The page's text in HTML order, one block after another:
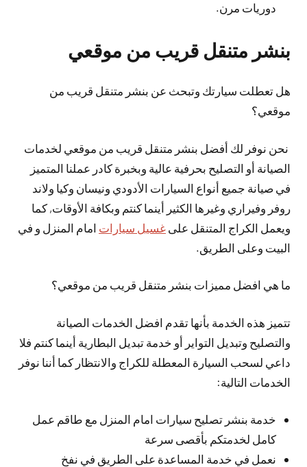
دوريات مرن.
بنشر متنقل قريب من موقعي
هل تعطلت سيارتك وتبحث عن بنشر متنقل قريب من
موقعي؟
نحن نوفر لك أفضل بنشر متنقل قريب من موقعي لخدمات
الصيانة أو التصليح بحرفية عالية وبخبرة كادر عملنا المتميز
في صيانة جميع أنواع السيارات الأدودي ونيسان وكيا ولاند
روفر وفيراري وغيرها الكثير أينما كنتم وبكافة الأوقات, كما
ويعمل الكراج المتنقل على غسيل سيارات امام المنزل و في
البيت وعلى الطريق.
ما هي افضل مميزات بنشر متنقل قريب من موقعي؟
تتميز هذه الخدمة بأنها تقدم افضل الخدمات الصيانة
والتصليح وتبديل التواير أو خدمة تبديل البطارية أينما كنتم فلا
داعي لسحب السيارة المعطلة للكراج والانتظار كما أننا نوفر
الخدمات التالية:
خدمة بنشر تصليح سيارات امام المنزل مع طاقم عمل
كامل لخدمتكم بأقصى سرعة
نعمل في خدمة المساعدة على الطريق في نفخ